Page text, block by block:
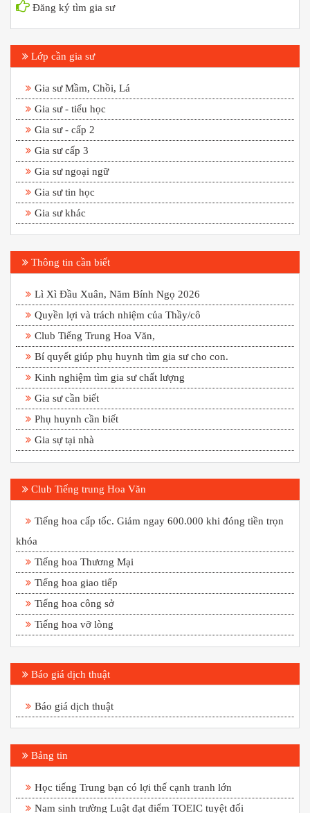
Đăng ký tìm gia sư
Lớp cần gia sư
Gia sư Mầm, Chồi, Lá
Gia sư - tiểu học
Gia sư - cấp 2
Gia sư cấp 3
Gia sư ngoại ngữ
Gia sư tin học
Gia sư khác
Thông tin cần biết
Lì Xì Đầu Xuân, Năm Bính Ngọ 2026
Quyền lợi và trách nhiệm của Thầy/cô
Club Tiếng Trung Hoa Văn,
Bí quyết giúp phụ huynh tìm gia sư cho con.
Kinh nghiệm tìm gia sư chất lượng
Gia sư cần biết
Phụ huynh cần biết
Gia sự tại nhà
Club Tiếng trung Hoa Văn
Tiếng hoa cấp tốc. Giảm ngay 600.000 khi đóng tiền trọn
khóa
Tiếng hoa Thương Mại
Tiếng hoa giao tiếp
Tiếng hoa công sở
Tiếng hoa vỡ lòng
Báo giá dịch thuật
Báo giá dịch thuật
Bảng tin
Học tiếng Trung bạn có lợi thế cạnh tranh lớn
Nam sinh trường Luật đạt điểm TOEIC tuyệt đối